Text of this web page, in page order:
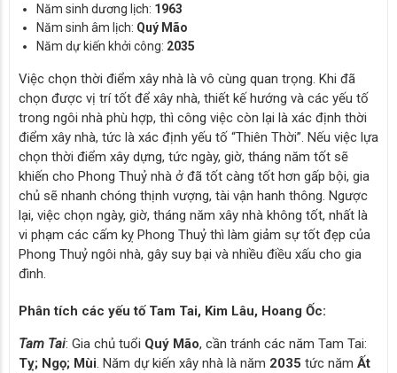
Năm sinh dương lịch: 1963
Năm sinh âm lịch: Quý Mão
Năm dự kiến khởi công: 2035
Việc chọn thời điểm xây nhà là vô cùng quan trọng. Khi đã
chọn được vị trí tốt để xây nhà, thiết kế hướng và các yếu tố
trong ngôi nhà phù hợp, thì công việc còn lại là xác định thời
điểm xây nhà, tức là xác định yếu tố “Thiên Thời”. Nếu việc lựa
chọn thời điểm xây dựng, tức ngày, giờ, tháng năm tốt sẽ
khiến cho Phong Thuỷ nhà ở đã tốt càng tốt hơn gấp bội, gia
chủ sẽ nhanh chóng thịnh vượng, tài vận hanh thông. Ngược
lại, việc chọn ngày, giờ, tháng năm xây nhà không tốt, nhất là
vi phạm các cấm kỵ Phong Thuỷ thì làm giảm sự tốt đẹp của
Phong Thuỷ ngôi nhà, gây suy bại và nhiều điều xấu cho gia
đình.
Phân tích các yếu tố Tam Tai, Kim Lâu, Hoang Ốc:
Tam Tai: Gia chủ tuổi Quý Mão, cần tránh các năm Tam Tai:
Tỵ; Ngọ; Mùi. Năm dự kiến xây nhà là năm 2035 tức năm Ất